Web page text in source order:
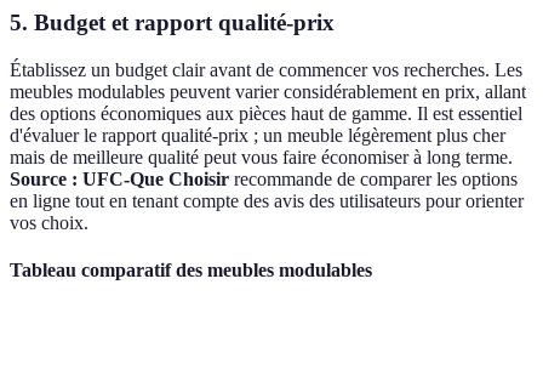
5. Budget et rapport qualité-prix
Établissez un budget clair avant de commencer vos recherches. Les
meubles modulables peuvent varier considérablement en prix, allant
des options économiques aux pièces haut de gamme. Il est essentiel
d'évaluer le rapport qualité-prix ; un meuble légèrement plus cher
mais de meilleure qualité peut vous faire économiser à long terme.
Source : UFC-Que Choisir recommande de comparer les options
en ligne tout en tenant compte des avis des utilisateurs pour orienter
vos choix.
Tableau comparatif des meubles modulables